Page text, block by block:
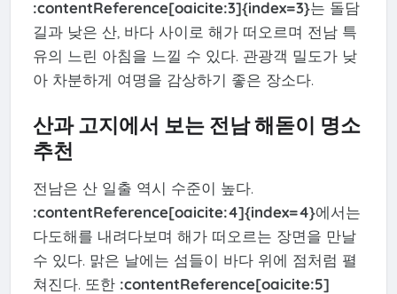
:contentReference[oaicite:3]{index=3}는 돌담
길과 낮은 산, 바다 사이로 해가 떠오르며 전남 특
유의 느린 아침을 느낄 수 있다. 관광객 밀도가 낮
아 차분하게 여명을 감상하기 좋은 장소다.
산과 고지에서 보는 전남 해돋이 명소
추천
전남은 산 일출 역시 수준이 높다.
:contentReference[oaicite:4]{index=4}에서는
다도해를 내려다보며 해가 떠오르는 장면을 만날
수 있다. 맑은 날에는 섬들이 바다 위에 점처럼 펼
쳐진다. 또한 :contentReference[oaicite:5]